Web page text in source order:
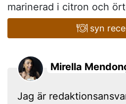
marinerad i citron och
syn
Mirella
Jag är